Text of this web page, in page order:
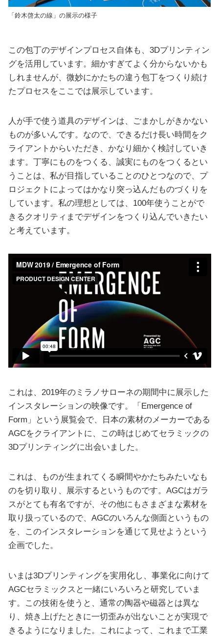
「鈴木啓太の線」の展示の様子
この包丁のデザインプロセス自体も、3Dプリンティン
グを活用しています。細かすぎてよく分からないかも
しれませんが、微妙にかたちの違う包丁をつくり続け
たプロセスをここでは展示しています。
人が手で使う道具のデザインは、ごまかしがきかない
ものが多いんです。なので、できるだけ長い時間をク
ライアントからいただき、かなり細かく検討していき
ます。丁寧にものをつくる、誠実にものをつくるとい
うことは、私が目指していることのひとつなので、プ
ロジェクトによってはかなり突っ込んだものづくりを
しています。私の理想としては、100年使うことがで
きるクオリティまでデザインをつくり込んでいきたい
と考えています。
これは、2019年のミラノサローネの期間中に展示した
インスタレーションの映像です。「Emergence of
Form」という展覧会で、日本の素材のメーカーである
AGCをクライアントに、この時はじめてセラミックの
3Dプリンティングに出会いました。
これは、ものが生まれてくる瞬間やかたちみたいなも
のを切り取り、展示するというものです。AGCはガラ
スがとても有名ですが、その他にもさまざまな素材を
取り扱っているので、AGCのいろんな側面というもの
を、このインスタレーションを通じて見せようという
企画でした。
いまは3Dプリンティングを実用化し、事業化に向けて
AGCセラミックスと一緒にいろいろと研究していま
す。この技術を使うと、通常の陶器や磁器とは異な
り、焼き上げたときに一切歪みが出ないことが実現で
きるようになりました。これによって、これまで工業